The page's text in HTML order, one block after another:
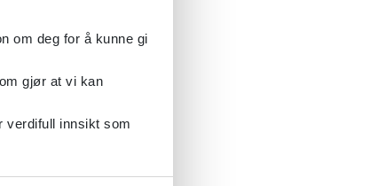
om deg for å kunne gi
gjør at vi kan
verdifull innsikt som